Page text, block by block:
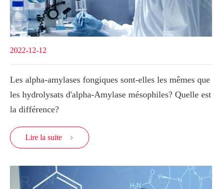
2022-12-12
Les alpha-amylases fongiques sont-elles les mêmes que
les hydrolysats d'alpha-Amylase mésophiles? Quelle est
la différence?
Lire la suite 